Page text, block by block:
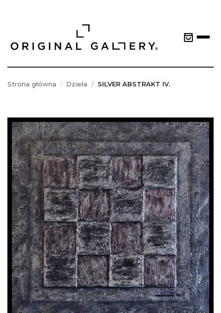
Strona główna Dzieła SILVER ABSTRAKT IV.